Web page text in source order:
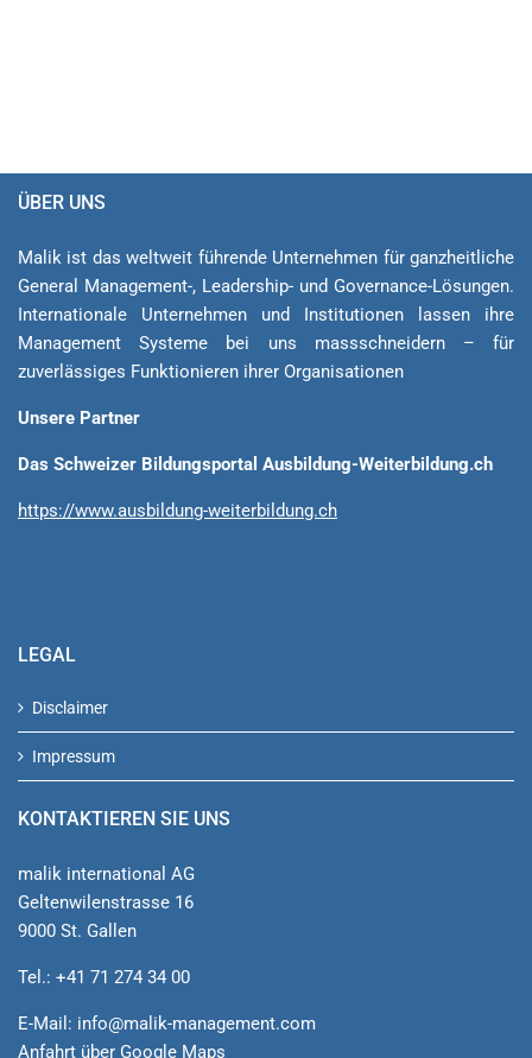
ÜBER UNS
Malik ist das weltweit führende Unternehmen für ganzheitliche
General Ma­na­ge­ment-, Lea­der­ship- und Governance-Lösungen.
Internationale Unternehmen und Institutionen lassen ihre
Management Sys­teme bei uns massschneidern – für
zuverlässiges Funktionieren ihrer Organisationen
Unsere Partner
Das Schweizer Bildungsportal Ausbildung-Weiterbildung.ch
https://www.ausbildung-weiterbildung.ch
LEGAL
Disclaimer
Impressum
KONTAKTIEREN SIE UNS
malik international AG
Geltenwilenstrasse 16
9000 St. Gallen
Tel.: +41 71 274 34 00
E-Mail: info@malik-management.com
Anfahrt über Google Maps